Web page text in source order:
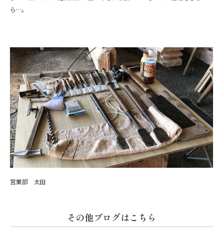
ら…。
営業部 太田
その他ブログはこちら